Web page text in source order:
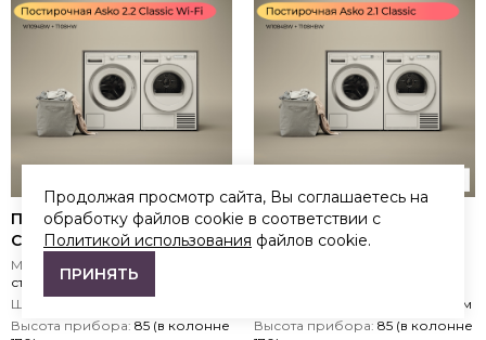
Постирочная Asko 2.2
Classic Wi-Fi
Максимальная загрузка:
стирки / 8 кг сушки
Ширина прибора:
Высота прибора: 85 (в колонне
Постирочная Asko 2.1
Classic
60 см, 120 см
Высота прибора: 85 (в колонне
Продолжая просмотр сайта, Вы соглашаетесь на
обработку файлов cookie в соответствии с
Политикой использования файлов cookie.
ПРИНЯТЬ